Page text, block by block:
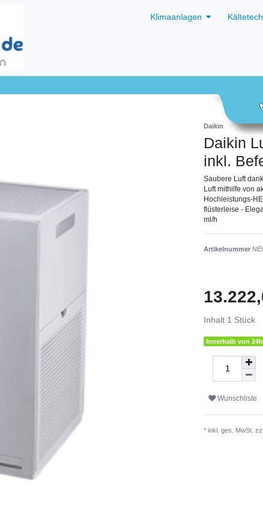
Klimaanlagen
Daikin
Daikin
inkl.
Saubere Luft
Luft mithilfe von
Hochleistungs-
flüsterleise -
ml/h
Artikelnummer
Inhalt 1 Stück
Innerhalb von
Wunschliste
* inkl. ges. MwSt.